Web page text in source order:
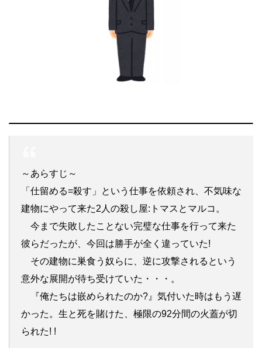
～あらすじ～
「仕留める=殺す」という仕事を依頼され、不気味な
建物にやって来た2人の殺し屋:トマスとマルコ。
今まで失敗したことない完璧な仕事を行って来た
彼らだったが、今回は勝手が全く違っていた!
その建物に巣食う奴らに、逆に攻撃されるという
意外な展開が待ち受けていた・・・。
『俺たちは嵌められたのか?』気付いた時はもう遅
かった。生と死を賭けた、極限の92分間の火蓋が切
られた! !